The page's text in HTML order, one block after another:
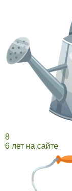
8
6 лет на сайте